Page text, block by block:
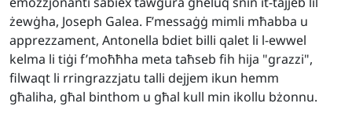
żewġha, Joseph Galea. F’messaġġ mimli mħabba u
apprezzament, Antonella bdiet billi qalet li l-ewwel
kelma li tiġi f’moħħha meta taħseb fih hija "grazzi",
filwaqt li rringrazzjatu talli dejjem ikun hemm
għaliha, għal binthom u għal kull min ikollu bżonnu.